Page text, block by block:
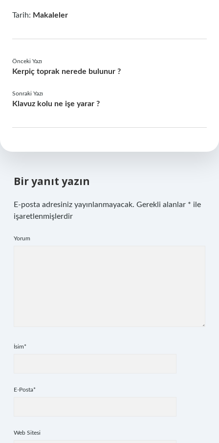
Tarih: Makaleler
Önceki Yazı
Kerpiç toprak nerede bulunur ?
Sonraki Yazı
Klavuz kolu ne işe yarar ?
Bir yanıt yazın
E-posta adresiniz yayınlanmayacak. Gerekli alanlar * ile
işaretlenmişlerdir
Yorum
İsim*
E-Posta*
Web Sitesi